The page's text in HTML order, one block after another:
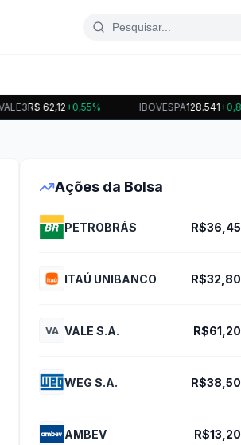
R$ 62,12+0,55% IBOVESPA128.541+0,85%
Ações da Bolsa
PETROBRÁS R$36,45
ITAÚ UNIBANCO R$32,80
VA VALE S.A. R$61,20
WEG S.A. R$38,50
AMBEV R$13,20